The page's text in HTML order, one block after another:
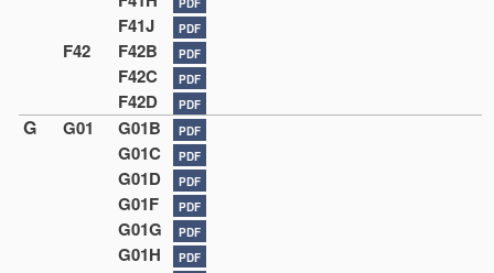
PDF
F41J PDF
F42 F42B PDF
F42C PDF
F42D PDF
G G01 G01B PDF
G01C PDF
G01D PDF
G01F PDF
G01G PDF
G01H PDF